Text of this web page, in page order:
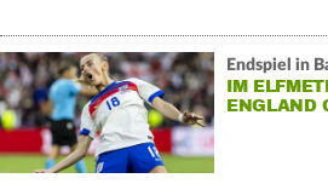
Endspiel in
IM
NGLAND